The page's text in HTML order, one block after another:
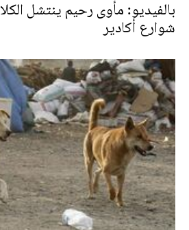
بالفيديو: مأوى رحيم ينتشل
شوارع أكادير